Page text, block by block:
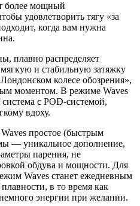
более мощный
удовлетворить тягу «за
когда вам нужна
плавно распределяет
и стабильную затяжку
колесе обозрения»,
моментом. В режиме Waves
с POD-системой,
вдоху.
простое (быстрым
— уникальное дополнение,
парения, не
обдува и мощности. Для
Waves станет ежедневным
в то время как
энергии при желании.